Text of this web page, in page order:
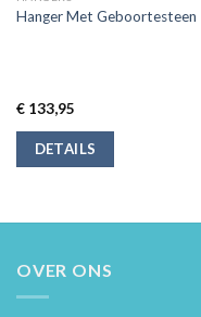
Hanger Met Geboortesteen
€133,95
DETAILS
OVER ONS